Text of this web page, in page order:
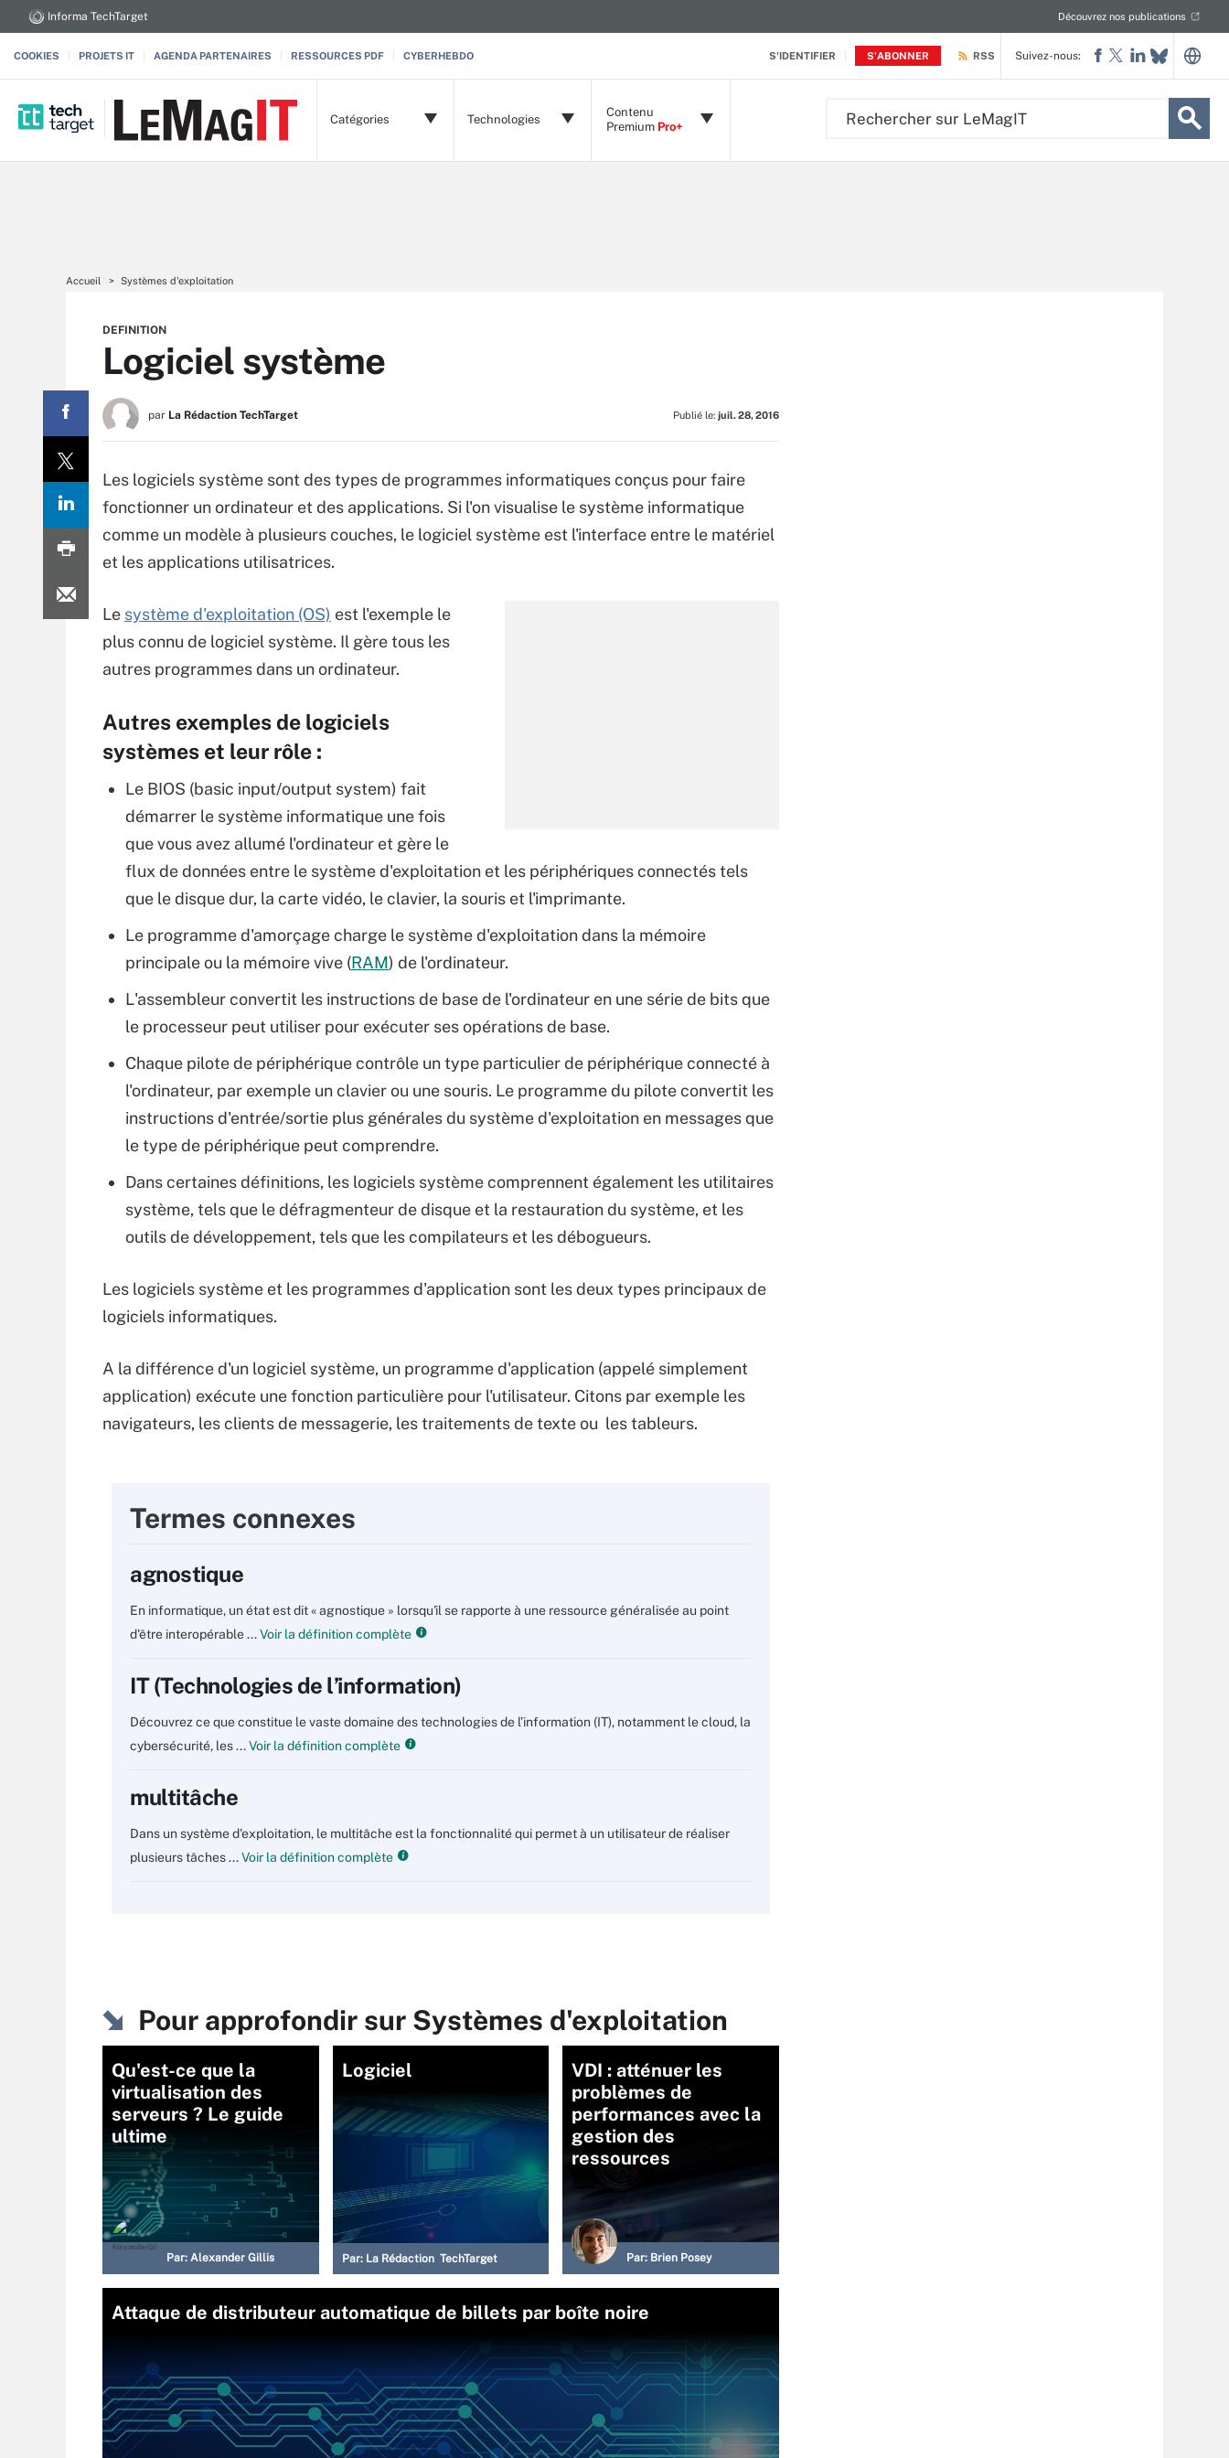
S'IDENTIFIER S'ABONNER
Informa TechTarget Découvrez nos publications
COOKIES PROJETS IT AGENDA PARTENAIRES RESSOURCES PDF CYBERHEBDO RSS
Catégories Technologies
Contenu
Premium Pro+
Suivez-nous:
Accueil Systèmes d'exploitation
DEFINITION
Logiciel système
par La Rédaction TechTarget Publié le: juil. 28, 2016
Les logiciels système sont des types de programmes informatiques conçus pour faire
fonctionner un ordinateur et des applications. Si l'on visualise le système informatique
comme un modèle à plusieurs couches, le logiciel système est l'interface entre le matériel
et les applications utilisatrices.
Le système d'exploitation (OS) est l'exemple le
plus connu de logiciel système. Il gère tous les
autres programmes dans un ordinateur.
Autres exemples de logiciels
systèmes et leur rôle :
Le BIOS (basic input/output system) fait
démarrer le système informatique une fois
que vous avez allumé l'ordinateur et gère le
flux de données entre le système d'exploitation et les périphériques connectés tels
que le disque dur, la carte vidéo, le clavier, la souris et l'imprimante.
Le programme d'amorçage charge le système d'exploitation dans la mémoire
principale ou la mémoire vive (RAM) de l'ordinateur.
L'assembleur convertit les instructions de base de l'ordinateur en une série de bits que
le processeur peut utiliser pour exécuter ses opérations de base.
Chaque pilote de périphérique contrôle un type particulier de périphérique connecté à
l'ordinateur, par exemple un clavier ou une souris. Le programme du pilote convertit les
instructions d'entrée/sortie plus générales du système d'exploitation en messages que
le type de périphérique peut comprendre.
Dans certaines définitions, les logiciels système comprennent également les utilitaires
système, tels que le défragmenteur de disque et la restauration du système, et les
outils de développement, tels que les compilateurs et les débogueurs.
Les logiciels système et les programmes d'application sont les deux types principaux de
logiciels informatiques.
A la différence d'un logiciel système, un programme d'application (appelé simplement
application) exécute une fonction particulière pour l'utilisateur. Citons par exemple les
navigateurs, les clients de messagerie, les traitements de texte ou les tableurs.
Termes connexes
agnostique
En informatique, un état est dit « agnostique » lorsqu'il se rapporte à une ressource généralisée au point
d'être interopérable ...Voir la définition complète
IT (Technologies de l’information)
Découvrez ce que constitue le vaste domaine des technologies de l’information (IT), notamment le cloud, la
cybersécurité, les ...Voir la définition complète
multitâche
Dans un système d'exploitation, le multitâche est la fonctionnalité qui permet à un utilisateur de réaliser
plusieurs tâches ...Voir la définition complète
Pour approfondir sur Systèmes d'exploitation
Qu'est-ce que la
virtualisation des
serveurs ? Le guide
ultime
Par: Alexander Gillis
Logiciel
Par: La Rédaction TechTarget
VDI : atténuer les
problèmes de
performances avec la
gestion des
ressources
Par: Brien Posey
Attaque de distributeur automatique de billets par boîte noire